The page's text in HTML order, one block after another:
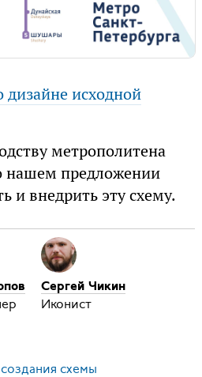
дизайне исходной
метрополитена
нашем предложении
и внедрить эту схему.
Сергей Чикин
Иконист
схемы